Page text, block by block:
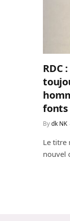
RDC
Bydk NK
Le titre
nouvel